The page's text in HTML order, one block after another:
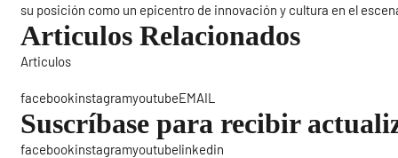
su posición como un epicentro de innovación y cultura en el
Articulos Relacionados
Articulos
facebookinstagramyoutubeEMAIL
Suscríbase para recibir
facebookinstagramyoutubelinkedin